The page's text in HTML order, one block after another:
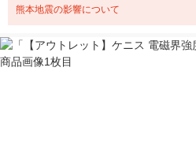
熊本地震の影響について